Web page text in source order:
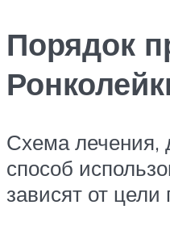
Порядок
Схема лечения,
способ
зависят от